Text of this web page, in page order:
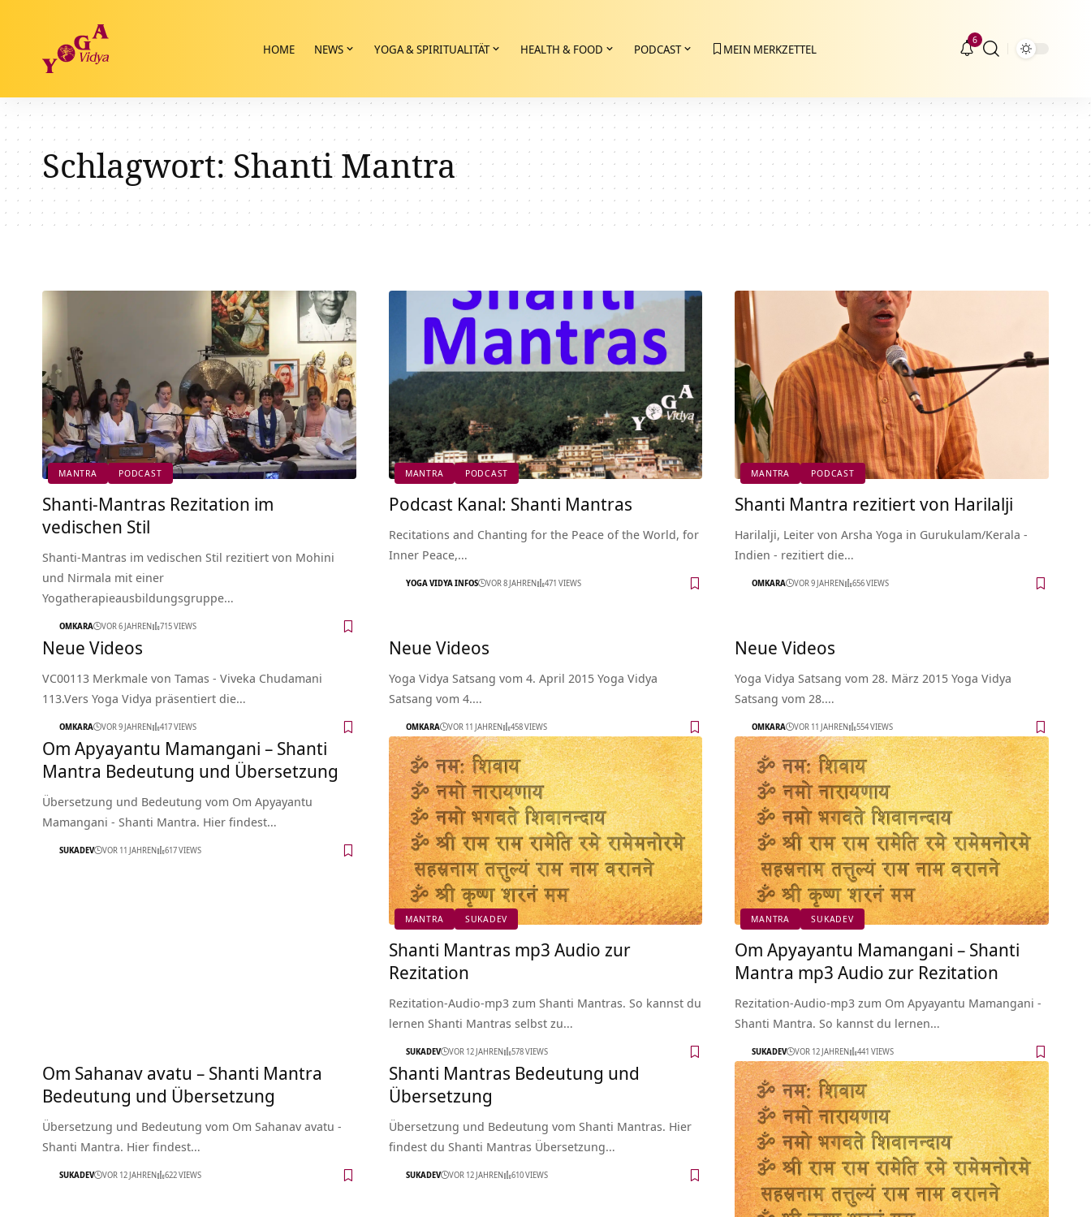
HOME NEWS YOGA & SPIRITUALITÄT HEALTH & FOOD PODCAST MEIN MERKZETTEL
6
Schlagwort: Shanti Mantra
MANTRA PODCAST
Shanti-Mantras Rezitation im
vedischen Stil
Shanti-Mantras im vedischen Stil rezitiert von Mohini
und Nirmala mit einer
Yogatherapieausbildungsgruppe…
OMKARA VOR 6 JAHREN 715 VIEWS
MANTRA PODCAST
Podcast Kanal: Shanti Mantras
Recitations and Chanting for the Peace of the World, for
Inner Peace,…
YOGA VIDYA INFOS VOR 8 JAHREN 471 VIEWS
MANTRA PODCAST
Shanti Mantra rezitiert von Harilalji
Harilalji, Leiter von Arsha Yoga in Gurukulam/Kerala -
Indien - rezitiert die…
OMKARA VOR 9 JAHREN 656 VIEWS
Neue Videos
VC00113 Merkmale von Tamas - Viveka Chudamani
113.Vers Yoga Vidya präsentiert die…
OMKARA VOR 9 JAHREN 417 VIEWS
Neue Videos
Yoga Vidya Satsang vom 4. April 2015 Yoga Vidya
Satsang vom 4.…
OMKARA VOR 11 JAHREN 458 VIEWS
Neue Videos
Yoga Vidya Satsang vom 28. März 2015 Yoga Vidya
Satsang vom 28.…
OMKARA VOR 11 JAHREN 554 VIEWS
Om Apyayantu Mamangani – Shanti
Mantra Bedeutung und Übersetzung
Übersetzung und Bedeutung vom Om Apyayantu
Mamangani - Shanti Mantra. Hier findest…
SUKADEV VOR 11 JAHREN 617 VIEWS
MANTRA SUKADEV
Shanti Mantras mp3 Audio zur
Rezitation
Rezitation-Audio-mp3 zum Shanti Mantras. So kannst du
lernen Shanti Mantras selbst zu…
SUKADEV VOR 12 JAHREN 578 VIEWS
MANTRA SUKADEV
Om Apyayantu Mamangani – Shanti
Mantra mp3 Audio zur Rezitation
Rezitation-Audio-mp3 zum Om Apyayantu Mamangani -
Shanti Mantra. So kannst du lernen…
SUKADEV VOR 12 JAHREN 441 VIEWS
Om Sahanav avatu – Shanti Mantra
Bedeutung und Übersetzung
Übersetzung und Bedeutung vom Om Sahanav avatu -
Shanti Mantra. Hier findest…
SUKADEV VOR 12 JAHREN 622 VIEWS
Shanti Mantras Bedeutung und
Übersetzung
Übersetzung und Bedeutung vom Shanti Mantras. Hier
findest du Shanti Mantras Übersetzung…
SUKADEV VOR 12 JAHREN 610 VIEWS